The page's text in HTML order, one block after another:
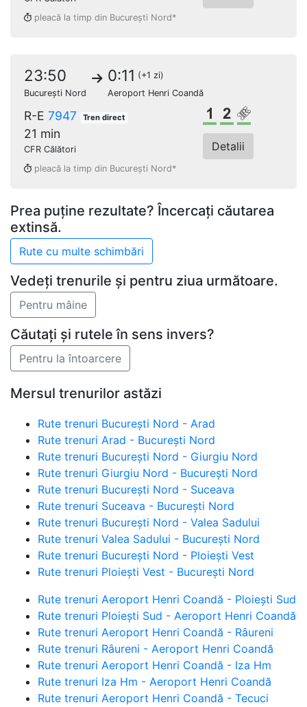
pleacă la timp din București Nord*
23:50
București Nord
0:11 (+1 zi)
Aeroport Henri Coandă
R-E 7947 Tren direct
21 min
CFR Călători
Clasa 1Clasa a 2-a
Loc
Detalii
pleacă la timp din București Nord*
Prea puține rezultate? Încercați căutarea
extinsă.
Vedeți trenurile și pentru ziua următoare.
Căutați și rutele în sens invers?
Mersul trenurilor astăzi
Rute trenuri București Nord - Arad
Rute trenuri Arad - București Nord
Rute trenuri București Nord - Giurgiu Nord
Rute trenuri Giurgiu Nord - București Nord
Rute trenuri București Nord - Suceava
Rute trenuri Suceava - București Nord
Rute trenuri București Nord - Valea Sadului
Rute trenuri Valea Sadului - București Nord
Rute trenuri București Nord - Ploiești Vest
Rute trenuri Ploiești Vest - București Nord
Rute trenuri Aeroport Henri Coandă - Ploiești Sud
Rute trenuri Ploiești Sud - Aeroport Henri Coandă
Rute trenuri Aeroport Henri Coandă - Râureni
Rute trenuri Râureni - Aeroport Henri Coandă
Rute trenuri Aeroport Henri Coandă - Iza Hm
Rute trenuri Iza Hm - Aeroport Henri Coandă
Rute trenuri Aeroport Henri Coandă - Tecuci